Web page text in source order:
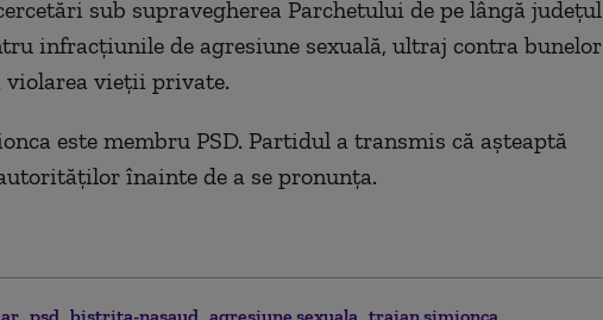
sub supravegherea Parchetului de pe lângă județul
infracțiunile de agresiune sexuală, ultraj contra bunelor
vieții private.
este membru PSD. Partidul a transmis că așteaptă
înainte de a se pronunța.